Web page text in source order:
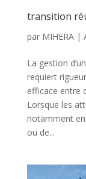
transition
par MIHERA|
La gestion
requiert
efficace entre
Lorsque les
notamment
ou de...